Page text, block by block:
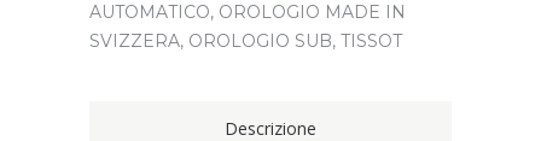
AUTOMATICO, OROLOGIO MADE IN
SVIZZERA, OROLOGIO SUB, TISSOT
Descrizione